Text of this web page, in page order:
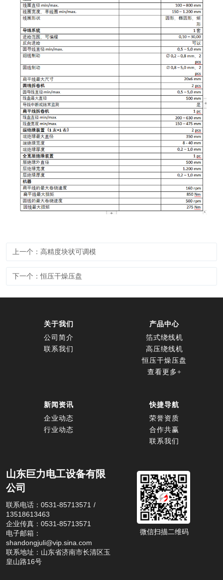
上一个：高精度块状可调模
下一个：恒压干燥压盘
关于我们
公司简介
联系我们
产品中心
箔式绕线机
高压绕线机
恒压干燥压盘
查看更多+
新闻资讯
企业动态
行业动态
快捷导航
荣誉资质
合作共赢
联系我们
山东巨力电工设备有限
公司
联系电话：0531-85713571 /
13518613463
企业传真：0531-85713571
电子邮箱：
shandongjuli@vip.sina.com
联系地址：山东省济南市长清区玉
皇山路16号
微信扫描二维码